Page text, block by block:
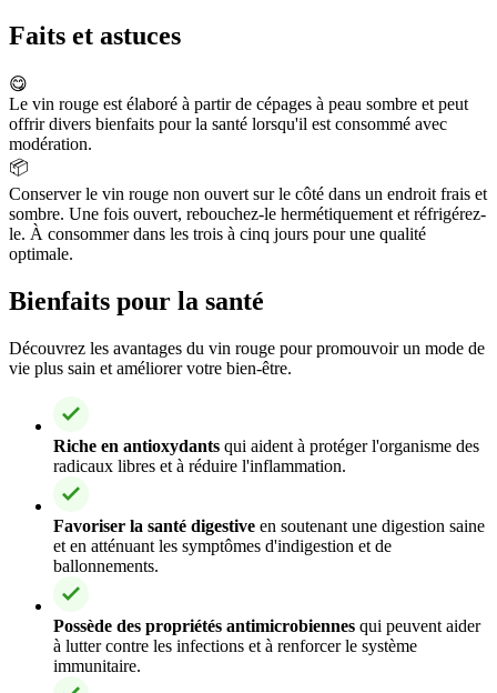
Faits et astuces
😋
Le vin rouge est élaboré à partir de cépages à peau sombre et peut
offrir divers bienfaits pour la santé lorsqu'il est consommé avec
modération.
📦
Conserver le vin rouge non ouvert sur le côté dans un endroit frais et
sombre. Une fois ouvert, rebouchez-le hermétiquement et réfrigérez-
le. À consommer dans les trois à cinq jours pour une qualité
optimale.
Bienfaits pour la santé
Découvrez les avantages du vin rouge pour promouvoir un mode de
vie plus sain et améliorer votre bien-être.
Riche en antioxydants qui aident à protéger l'organisme des
radicaux libres et à réduire l'inflammation.
Favoriser la santé digestive en soutenant une digestion saine
et en atténuant les symptômes d'indigestion et de
ballonnements.
Possède des propriétés antimicrobiennes qui peuvent aider
à lutter contre les infections et à renforcer le système
immunitaire.